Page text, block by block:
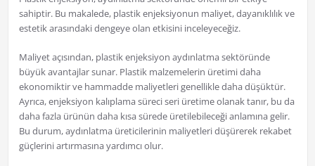
sahiptir. Bu makalede, plastik enjeksiyonun maliyet, dayanıklılık ve
estetik arasındaki dengeye olan etkisini inceleyeceğiz.
Maliyet açısından, plastik enjeksiyon aydınlatma sektöründe
büyük avantajlar sunar. Plastik malzemelerin üretimi daha
ekonomiktir ve hammadde maliyetleri genellikle daha düşüktür.
Ayrıca, enjeksiyon kalıplama süreci seri üretime olanak tanır, bu da
daha fazla ürünün daha kısa sürede üretilebileceği anlamına gelir.
Bu durum, aydınlatma üreticilerinin maliyetleri düşürerek rekabet
güçlerini artırmasına yardımcı olur.